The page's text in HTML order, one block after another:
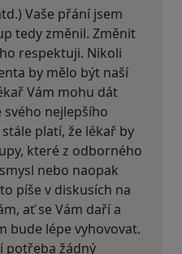
Vaše přání jsem
tedy změnil. Změnit
respektuji. Nikoli
by mělo být naší
Vám mohu dát
nejlepšího
platí, že lékař by
které z odborného
nebo naopak
píše v diskusích na
ať se Vám daří a
bude lépe vyhovovat.
potřeba žádný